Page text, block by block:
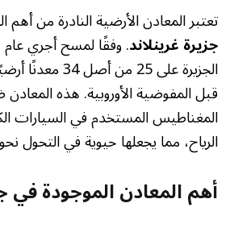
تعتبر المعادن الأرضية النادرة من أهم
جزيرة غرينلاند
الجزيرة على 25
قبل المفوضية الأوروبية. هذه
المغناطيس المستخدم في السيارات
الرياح، مما يجعلها حيوية في التحول
أهم المعادن الموجودة في